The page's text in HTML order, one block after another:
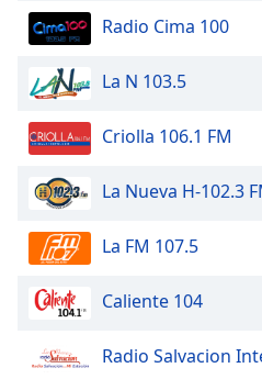
Opacity
Size
Edge
Font
Radio Cima 100
La N 103.5
Criolla 106.1 FM
La Nueva H-102.3
La FM 107.5
Caliente 104
Radio Salvacion